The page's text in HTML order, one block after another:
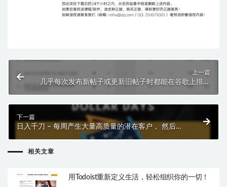
上一篇
几乎每次发布新帖子或更新旧帖子时都能在谷歌上排名
下一篇
日入千刀 – 每周产生大量高质量的潜在客户， 然后转
相关文章
用Todoist重新定义生活，轻松组织你的一切！